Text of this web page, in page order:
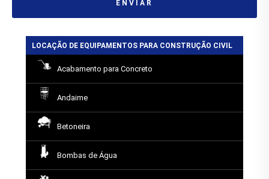
ENVIAR
LOCAÇÃO DE EQUIPAMENTOS PARA CONSTRUÇÃO CIVIL
Acabamento para Concreto
Andaime
Betoneira
Bombas de Água